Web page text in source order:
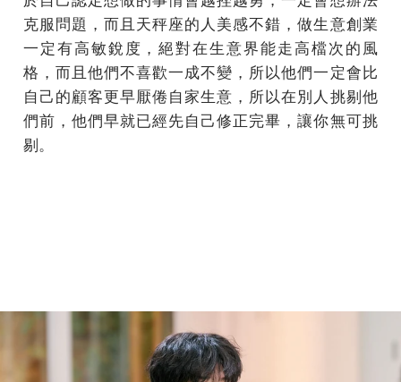
克服問題，而且天秤座的人美感不錯，做生意創業
一定有高敏銳度，絕對在生意界能走高檔次的風
格，而且他們不喜歡一成不變，所以他們一定會比
自己的顧客更早厭倦自家生意，所以在別人挑剔他
們前，他們早就已經先自己修正完畢，讓你無可挑
剔。